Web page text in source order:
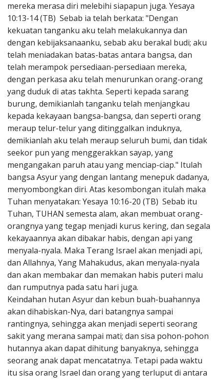
mereka merasa diri melebihi siapapun juga. Yesaya
10:13-14 (TB) Sebab ia telah berkata: "Dengan
kekuatan tanganku aku telah melakukannya dan
dengan kebijaksanaanku, sebab aku berakal budi; aku
telah meniadakan batas-batas antara bangsa, dan
telah merampok persediaan-persediaan mereka,
dengan perkasa aku telah menurunkan orang-orang
yang duduk di atas takhta. Seperti kepada sarang
burung, demikianlah tanganku telah menjangkau
kepada kekayaan bangsa-bangsa, dan seperti orang
meraup telur-telur yang ditinggalkan induknya,
demikianlah aku telah meraup seluruh bumi, dan tidak
seekor pun yang menggerakkan sayap, yang
mengangakan paruh atau yang menciap-ciap." Itulah
bangsa Asyur yang dengan lantang menepuk dadanya,
menyombongkan diri. Atas kesombongan itulah maka
Tuhan menyatakan: Yesaya 10:16-20 (TB) Sebab itu
Tuhan, TUHAN semesta alam, akan membuat orang-
orangnya yang tegap menjadi kurus kering, dan segala
kekayaannya akan dibakar habis, dengan api yang
menyala-nyala. Maka Terang Israel akan menjadi api,
dan Allahnya, Yang Mahakudus, akan menyala-nyala
dan akan membakar dan memakan habis puteri malu
dan rumputnya pada satu hari juga.
Keindahan hutan Asyur dan kebun buah-buahannya
akan dihabiskan-Nya, dari batangnya sampai
rantingnya, sehingga akan menjadi seperti seorang
sakit yang merana sampai mati; dan sisa pohon-pohon
hutannya akan dapat dihitung banyaknya, sehingga
seorang anak dapat mencatatnya. Tetapi pada waktu
itu sisa orang Israel dan orang yang terluput di antara